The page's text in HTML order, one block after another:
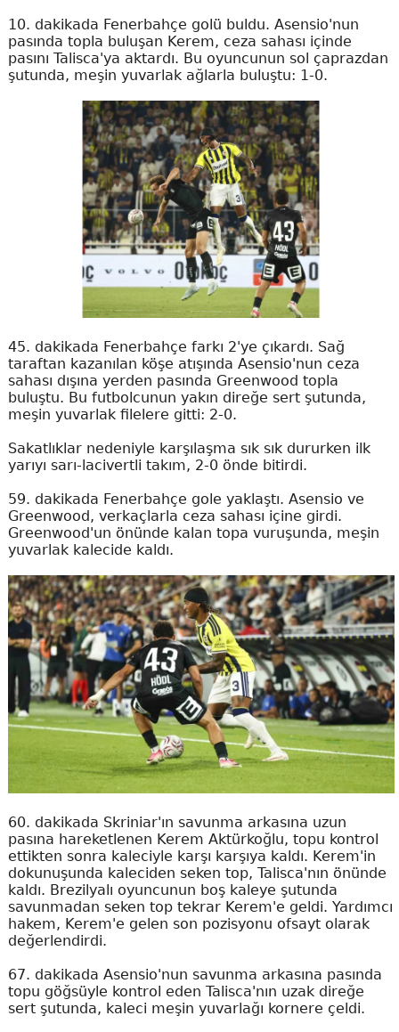
10. dakikada Fenerbahçe golü buldu. Asensio'nun
pasında topla buluşan Kerem, ceza sahası içinde
pasını Talisca'ya aktardı. Bu oyuncunun sol çaprazdan
şutunda, meşin yuvarlak ağlarla buluştu: 1-0.
45. dakikada Fenerbahçe farkı 2'ye çıkardı. Sağ
taraftan kazanılan köşe atışında Asensio'nun ceza
sahası dışına yerden pasında Greenwood topla
buluştu. Bu futbolcunun yakın direğe sert şutunda,
meşin yuvarlak filelere gitti: 2-0.
Sakatlıklar nedeniyle karşılaşma sık sık dururken ilk
yarıyı sarı-lacivertli takım, 2-0 önde bitirdi.
59. dakikada Fenerbahçe gole yaklaştı. Asensio ve
Greenwood, verkaçlarla ceza sahası içine girdi.
Greenwood'un önünde kalan topa vuruşunda, meşin
yuvarlak kalecide kaldı.
60. dakikada Skriniar'ın savunma arkasına uzun
pasına hareketlenen Kerem Aktürkoğlu, topu kontrol
ettikten sonra kaleciyle karşı karşıya kaldı. Kerem'in
dokunuşunda kaleciden seken top, Talisca'nın önünde
kaldı. Brezilyalı oyuncunun boş kaleye şutunda
savunmadan seken top tekrar Kerem'e geldi. Yardımcı
hakem, Kerem'e gelen son pozisyonu ofsayt olarak
değerlendirdi.
67. dakikada Asensio'nun savunma arkasına pasında
topu göğsüyle kontrol eden Talisca'nın uzak direğe
sert şutunda, kaleci meşin yuvarlağı kornere çeldi.